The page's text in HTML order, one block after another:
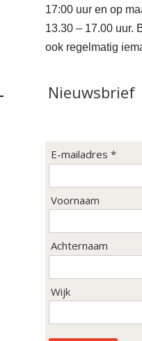
17:00 uur en op
13.30 – 17.00 uur.
ook regelmatig
Nieuwsbrief
E-mailadres *
Voornaam
Achternaam
Wijk